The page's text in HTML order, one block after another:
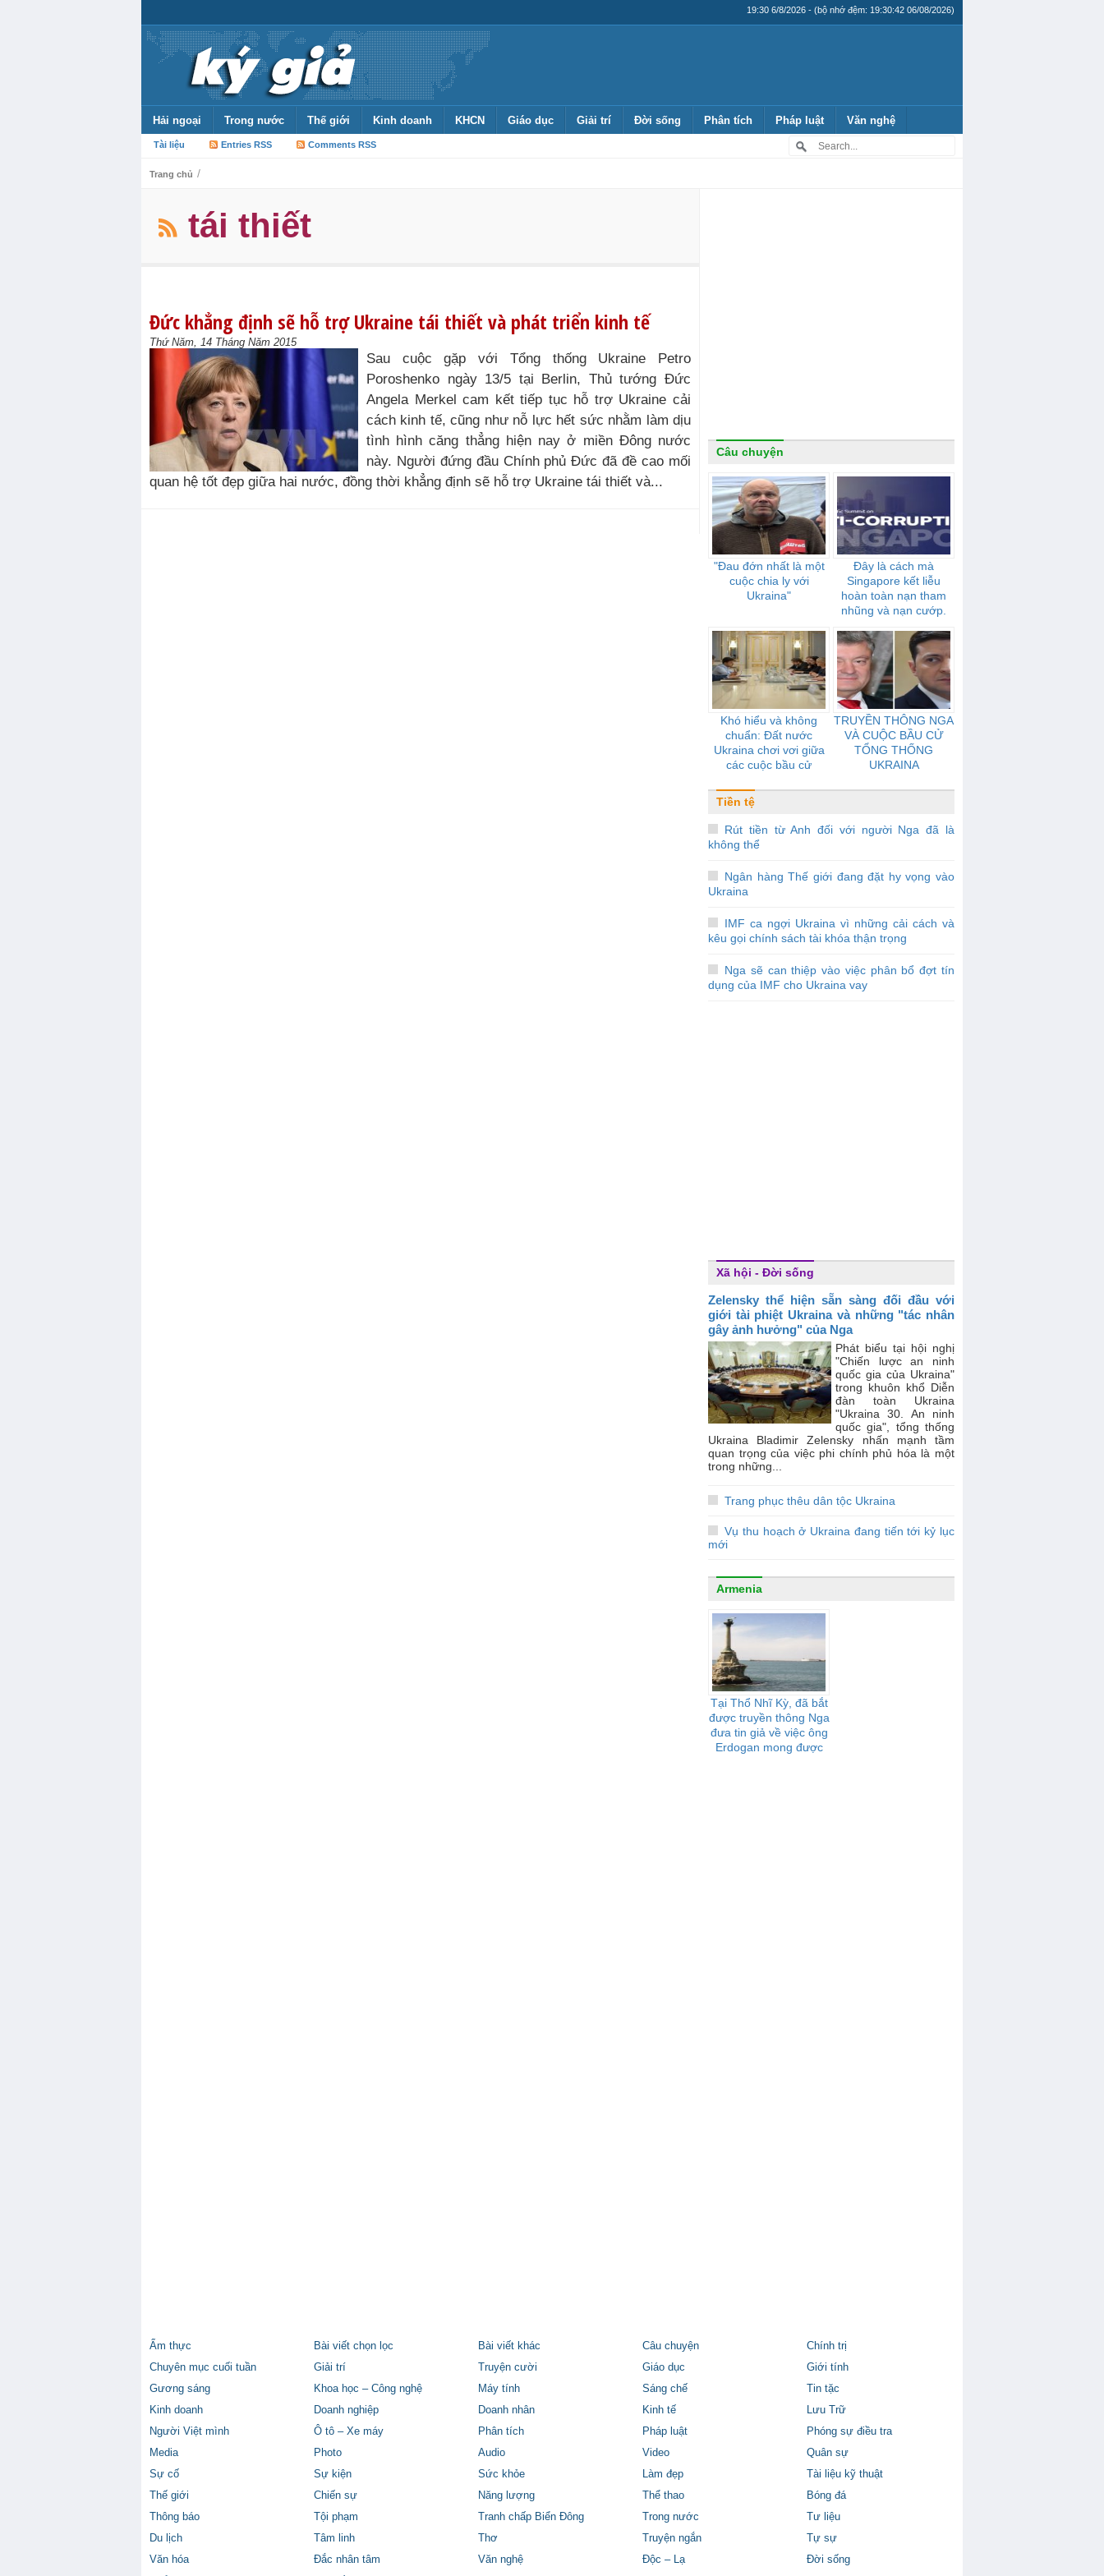
19:30 6/8/2026 - (bộ nhớ đệm: 19:30:42 06/08/2026)
Hải ngoại Trong nước Thế giới Kinh doanh KHCN Giáo dục Giải trí Đời sống Phân tích Pháp luật Văn nghệ
Tài liệu Entries RSS Comments RSS
Trang chủ /
tái thiết
Đức khẳng định sẽ hỗ trợ Ukraine tái thiết và phát triển kinh tế
Thứ Năm, 14 Tháng Năm 2015
Sau cuộc gặp với Tổng thống Ukraine Petro
Poroshenko ngày 13/5 tại Berlin, Thủ tướng Đức
Angela Merkel cam kết tiếp tục hỗ trợ Ukraine cải
cách kinh tế, cũng như nỗ lực hết sức nhằm làm dịu
tình hình căng thẳng hiện nay ở miền Đông nước
này. Người đứng đầu Chính phủ Đức đã đề cao mối
quan hệ tốt đẹp giữa hai nước, đồng thời khẳng định sẽ hỗ trợ Ukraine tái thiết và...
Câu chuyện
"Đau đớn nhất là một
cuộc chia ly với
Ukraina"
Đây là cách mà
Singapore kết liễu
hoàn toàn nạn tham
nhũng và nạn cướp.
Khó hiểu và không
chuẩn: Đất nước
Ukraina chơi vơi giữa
các cuộc bầu cử
TRUYỀN THÔNG NGA
VÀ CUỘC BẦU CỬ
TỔNG THỐNG
UKRAINA
Tiền tệ
Rút tiền từ Anh đối với người Nga đã là
không thể
Ngân hàng Thế giới đang đặt hy vọng vào
Ukraina
IMF ca ngợi Ukraina vì những cải cách và
kêu gọi chính sách tài khóa thận trọng
Nga sẽ can thiệp vào việc phân bổ đợt tín
dụng của IMF cho Ukraina vay
Xã hội - Đời sống
Zelensky thể hiện sẵn sàng đối đầu với
giới tài phiệt Ukraina và những "tác nhân
gây ảnh hưởng" của Nga
Phát biểu tại hội nghị
"Chiến lược an ninh
quốc gia của Ukraina"
trong khuôn khổ Diễn
đàn toàn Ukraina
"Ukraina 30. An ninh
quốc gia", tổng thống
Ukraina Bladimir Zelensky nhấn mạnh tầm
quan trọng của việc phi chính phủ hóa là một
trong những...
Trang phục thêu dân tộc Ukraina
Vụ thu hoạch ở Ukraina đang tiến tới kỷ lục
mới
Armenia
Tại Thổ Nhĩ Kỳ, đã bắt
được truyền thông Nga
đưa tin giả về việc ông
Erdogan mong được
Ẩm thực Bài viết chọn lọc Bài viết khác Câu chuyện
Chính trị
Chuyên mục cuối tuần
Giải trí Truyện cười Giáo dục
Giới tính
Gương sáng
Khoa học – Công nghệ Máy tính Sáng chế
Tin tặc
Kinh doanh
Doanh nghiệp Doanh nhân Kinh tế
Lưu Trữ
Người Việt mình
Ô tô – Xe máy Phân tích Pháp luật
Phóng sự điều tra
Media
Photo Audio Video
Quân sự
Sự cố
Sự kiện Sức khỏe Làm đẹp
Tài liệu kỹ thuật
Thế giới
Chiến sự Năng lượng Thể thao
Bóng đá
Thông báo
Tội phạm Tranh chấp Biển Đông Trong nước
Tư liệu
Du lịch
Tâm linh Thơ Truyện ngắn
Tự sự
Văn hóa
Đắc nhân tâm Văn nghệ Độc – Lạ
Đời sống